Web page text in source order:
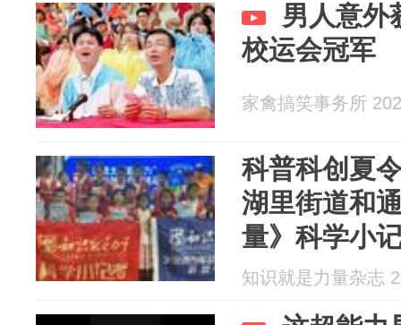
男人意外
校运会冠军
家禽搞笑事务所
科普科创夏
湖里街道和
量》科学小
力”活动成功
知识就是力量杂志